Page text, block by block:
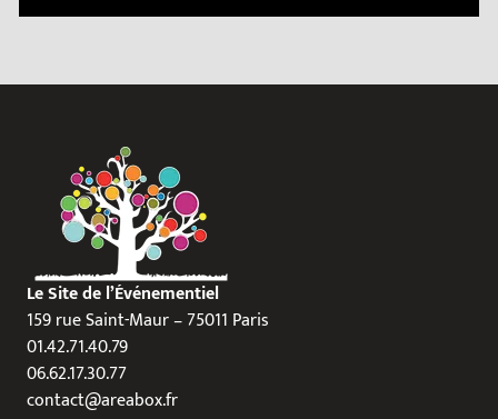
Le Site de l’Événementiel
159 rue Saint-Maur – 75011 Paris
01.42.71.40.79
06.62.17.30.77
contact@areabox.fr